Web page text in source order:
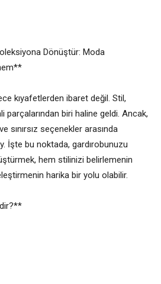
Dönüştür: Moda
kıyafetlerden ibaret değil. Stil,
parçalarından biri haline geldi. Ancak,
sınırsız seçenekler arasında
İşte bu noktada, gardırobunuzu
hem stilinizi belirlemenin
harika bir yolu olabilir.